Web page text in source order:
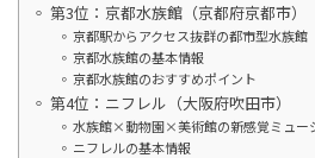
第3位：京都水族館（京都府京都市）
京都駅からアクセス抜群の都市型水族館
京都水族館の基本情報
京都水族館のおすすめポイント
第4位：ニフレル（大阪府吹田市）
水族館×動物園×美術館の新感覚ミュー
ニフレルの基本情報